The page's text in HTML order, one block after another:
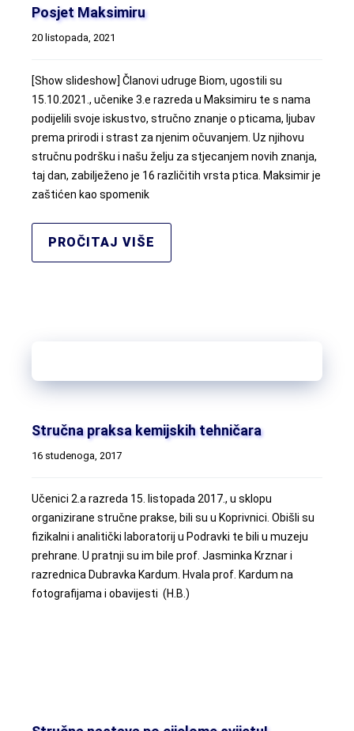
Posjet Maksimiru
20 listopada, 2021
[Show slideshow] Članovi udruge Biom, ugostili su
15.10.2021., učenike 3.e razreda u Maksimiru te s nama
podijelili svoje iskustvo, stručno znanje o pticama, ljubav
prema prirodi i strast za njenim očuvanjem. Uz njihovu
stručnu podršku i našu želju za stjecanjem novih znanja,
taj dan, zabilježeno je 16 različitih vrsta ptica. Maksimir je
zaštićen kao spomenik
PROČITAJ VIŠE
Stručna praksa kemijskih tehničara
16 studenoga, 2017
Učenici 2.a razreda 15. listopada 2017., u sklopu
organizirane stručne prakse, bili su u Koprivnici. Obišli su
fizikalni i analitički laboratorij u Podravki te bili u muzeju
prehrane. U pratnji su im bile prof. Jasminka Krznar i
razrednica Dubravka Kardum. Hvala prof. Kardum na
fotografijama i obavijesti (H.B.)